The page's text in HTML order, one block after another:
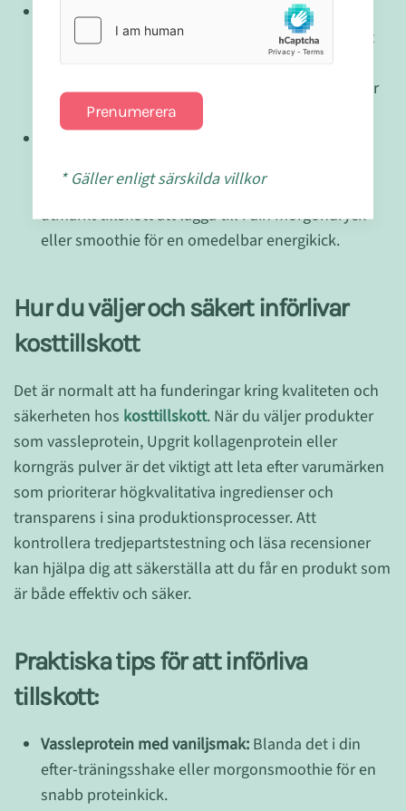
Avgiftande egenskaper:
Korngräs är känt för sin
förmåga att hjälpa kroppen att avgifta genom att
neutralisera fria radikaler och stödja leverns
funktion. Detta gör det till ett utmärkt tillskott för
dem som vill rena sitt system naturligt.
känner sig mer energiska och alerta. Det är ett
utmärkt tillskott att lägga till i din morgondryck
eller smoothie för en omedelbar energikick.
Hur du väljer och säkert införlivar
kosttillskott
Det är normalt att ha funderingar kring kvaliteten och
säkerheten hos kosttillskott. När du väljer produkter
som vassleprotein, Upgrit kollagenprotein eller
korngräs pulver är det viktigt att leta efter varumärken
som prioriterar högkvalitativa ingredienser och
transparens i sina produktionsprocesser. Att
kontrollera tredjepartstestning och läsa recensioner
kan hjälpa dig att säkerställa att du får en produkt som
är både effektiv och säker.
Praktiska tips för att införliva
tillskott:
Vassleprotein med vaniljsmak: Blanda det i din
efter-träningsshake eller morgonsmoothie för en
snabb proteinkick.
Prenumerera
* Gäller enligt särskilda villkor